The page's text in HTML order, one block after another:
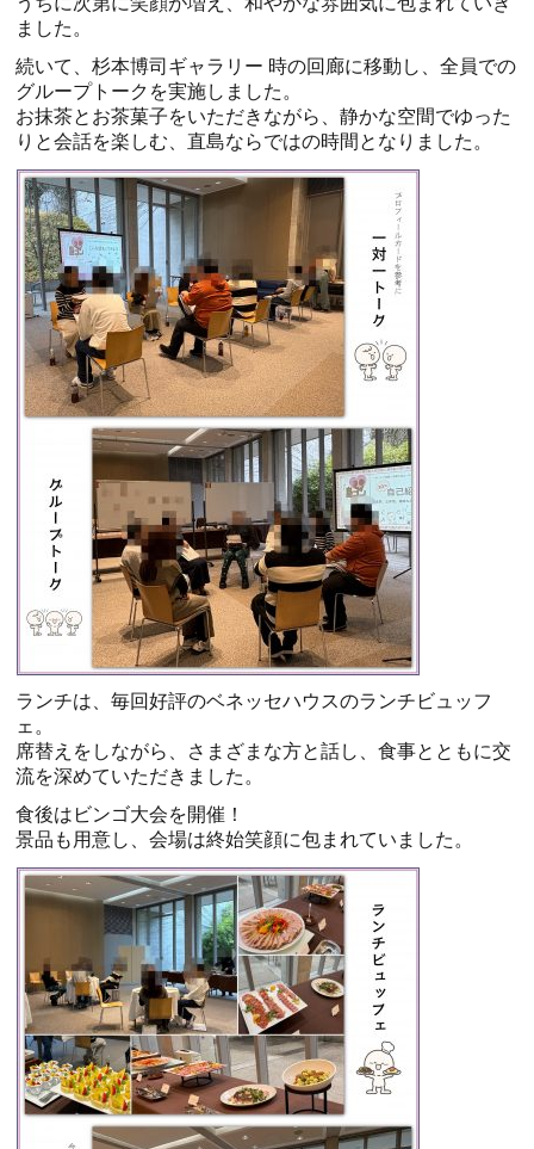
ました。
続いて、杉本博司ギャラリー 時の回廊に移動し、全員での
グループトークを実施しました。
お抹茶とお茶菓子をいただきながら、静かな空間でゆった
りと会話を楽しむ、直島ならではの時間となりました。
ランチは、毎回好評のベネッセハウスのランチビュッフ
ェ。
席替えをしながら、さまざまな方と話し、食事とともに交
流を深めていただきました。
食後はビンゴ大会を開催！
景品も用意し、会場は終始笑顔に包まれていました。